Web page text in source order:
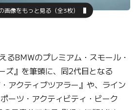
画像をもっと見る（全3枚）
るBMWのプレミアム・スモール・
ズ』を筆頭に、同2代目となる
アクティブツアラー』や、ライン
ーツ・アクティビティ・ビーク